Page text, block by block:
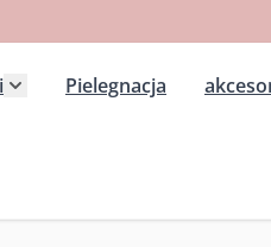
Pielegnacja